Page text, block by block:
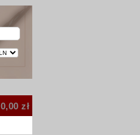
0,00 zł